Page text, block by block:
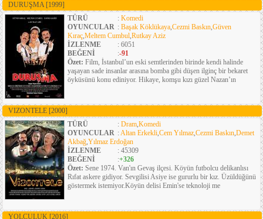
DURUŞMA [1999]
TÜRÜ
: Komedi
OYUNCULAR : Başak Köklükaya,Cezmi Baskın,Güven
Kıraç,Meltem Cumbul,Rutkay Aziz
İZLENME
: 6051
BEĞENİ
:-91
Özet: Film, İstanbul’un eski semtlerinden birinde kendi halinde
yaşayan sade insanlar arasına bomba gibi düşen ilginç bir bekaret
öyküsünü konu ediniyor. Hikaye, komşu kızı güzel Nazan’ın
VIZONTELE [2000]
TÜRÜ
: Dram,Komedi
OYUNCULAR :Altan Erkekli,Cem Yılmaz,Cezmi Baskın,Demet
Akbağ,Yılmaz Erdoğan
İZLENME
: 45309
BEĞENİ
:+326
Özet: Sene 1974. Van'ın Gevaş ilçesi. Köyün futbolcu delikanlısı
Rıfat askere gidiyor. Sevgilisi Asiye ise gururlu bir kız. Üzüldüğünü
göstermek istemiyor.Köyün delisi Emin'se teknoloji me
YOLCULUK [2016]